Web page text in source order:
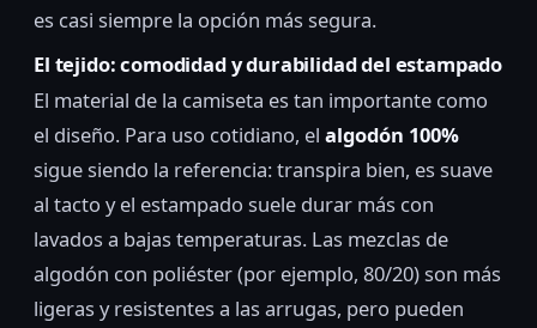
es casi siempre la opción más segura.
El tejido: comodidad y durabilidad del estampado
El material de la camiseta es tan importante como
el diseño. Para uso cotidiano, el algodón 100%
sigue siendo la referencia: transpira bien, es suave
al tacto y el estampado suele durar más con
lavados a bajas temperaturas. Las mezclas de
algodón con poliéster (por ejemplo, 80/20) son más
ligeras y resistentes a las arrugas, pero pueden